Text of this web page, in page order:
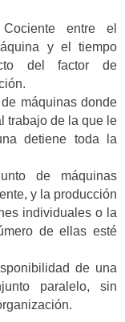
Cociente entre el
y el tiempo
del factor de
máquinas donde
trabajo de la que le
detiene toda la
de máquinas
y la producción
individuales o la
de ellas esté
de una
paralelo, sin